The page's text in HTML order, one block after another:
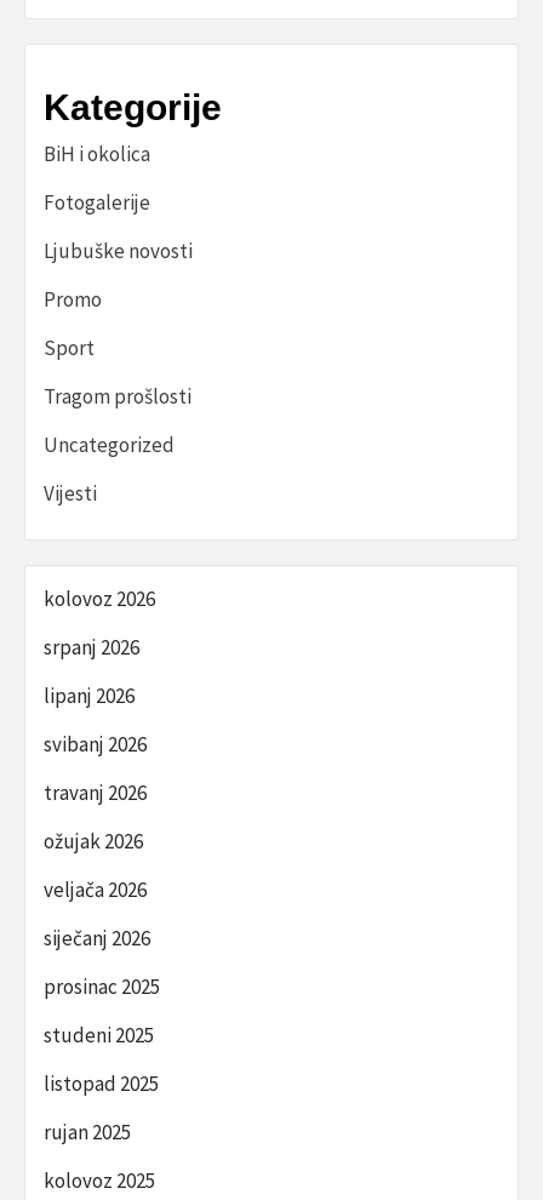
Kategorije
BiH i okolica
Fotogalerije
Ljubuške novosti
Promo
Sport
Tragom prošlosti
Uncategorized
Vijesti
kolovoz 2026
srpanj 2026
lipanj 2026
svibanj 2026
travanj 2026
ožujak 2026
veljača 2026
siječanj 2026
prosinac 2025
studeni 2025
listopad 2025
rujan 2025
kolovoz 2025